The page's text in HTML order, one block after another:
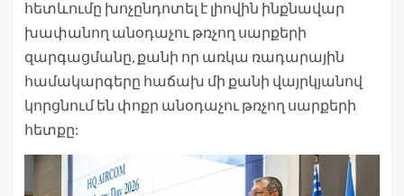
հետևումը խոչընդոտել է լիովին ինքնավար
խափանող անօդաչու թռչող սարքերի
զարգացմանը, քանի որ առկա ռադարային
համակարգերը հաճախ մի քանի վայրկյանով
կորցնում են փոքր անօդաչու թռչող սարքերի
հետքը: